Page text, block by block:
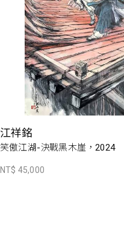
江祥銘
笑傲江湖-決戰黑木崖，2024
NT$ 45,000